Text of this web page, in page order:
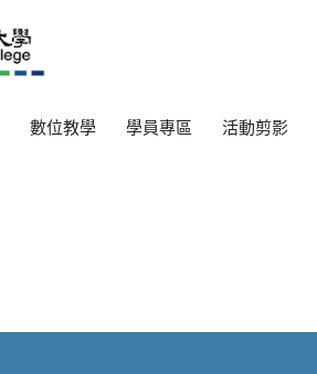
數位教學 學員專區 活動剪影